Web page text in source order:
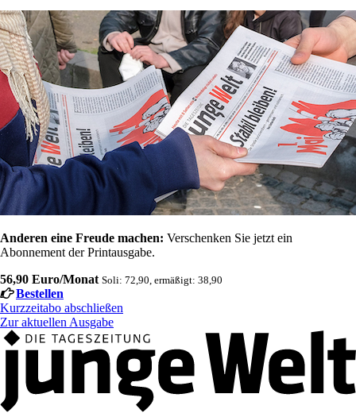
Anderen eine Freude machen: Verschenken Sie jetzt ein
Abonnement der Printausgabe.
56,90 Euro/Monat Soli: 72,90, ermäßigt: 38,90
Bestellen
Kurzzeitabo abschließen
Zur aktuellen Ausgabe